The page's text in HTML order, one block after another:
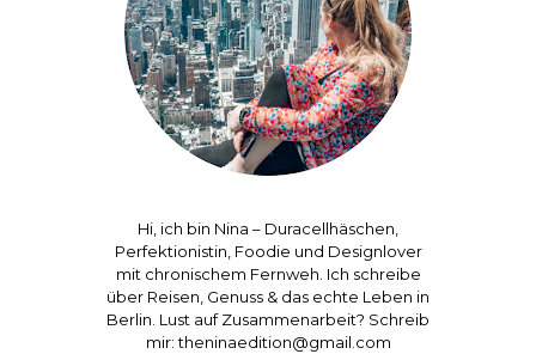
Hi, ich bin Nina – Duracellhäschen,
Perfektionistin, Foodie und Designlover
mit chronischem Fernweh. Ich schreibe
über Reisen, Genuss & das echte Leben in
Berlin. Lust auf Zusammenarbeit? Schreib
mir: theninaedition@gmail.com